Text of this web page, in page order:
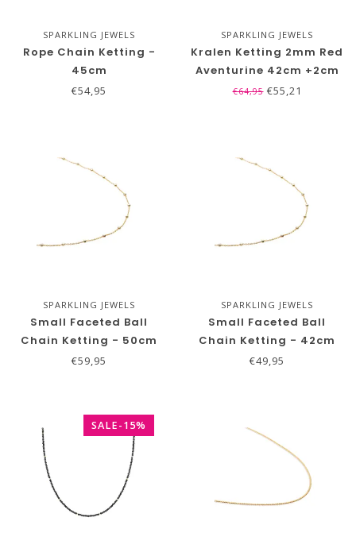
SPARKLING JEWELS
Rope Chain Ketting -
45cm
€54,95
SPARKLING JEWELS
Kralen Ketting 2mm Red
Aventurine 42cm +2cm
€64,95€55,21
SPARKLING JEWELS
Small Faceted Ball
Chain Ketting - 50cm
€59,95
SPARKLING JEWELS
Small Faceted Ball
Chain Ketting - 42cm
€49,95
SALE-15%